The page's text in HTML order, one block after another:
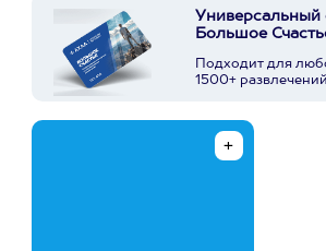
Универсальный
Большое
Подходит для
1500+ развлечений